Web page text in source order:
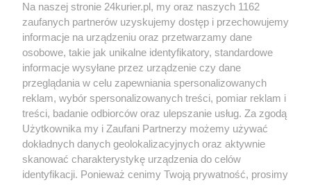
Okradli i okaleczyli mężczyźnie twarz rozbitą
butelką
POGODA
12℃
Zobacz prognozę na 3 dni
Na naszej stronie 24kurier.pl, my oraz naszych 1162
zaufanych partnerów uzyskujemy dostęp i przechowujemy
informacje na urządzeniu oraz przetwarzamy dane
osobowe, takie jak unikalne identyfikatory, standardowe
informacje wysyłane przez urządzenie czy dane
przeglądania w celu zapewniania spersonalizowanych
reklam, wybór spersonalizowanych treści, pomiar reklam i
treści, badanie odbiorców oraz ulepszanie usług. Za zgodą
Użytkownika my i Zaufani Partnerzy możemy używać
dokładnych danych geolokalizacyjnych oraz aktywnie
skanować charakterystykę urządzenia do celów
identyfikacji. Ponieważ cenimy Twoją prywatność, prosimy